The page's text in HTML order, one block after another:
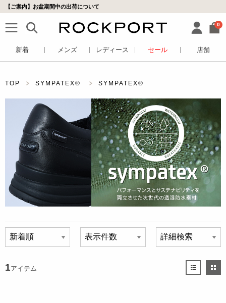
【ご案内】お盆期間中の出荷について
0
新着 メンズ レディース セール 店舗
TOP SYMPATEX® SYMPATEX®
1アイテム